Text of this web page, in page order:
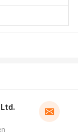
Ltd.